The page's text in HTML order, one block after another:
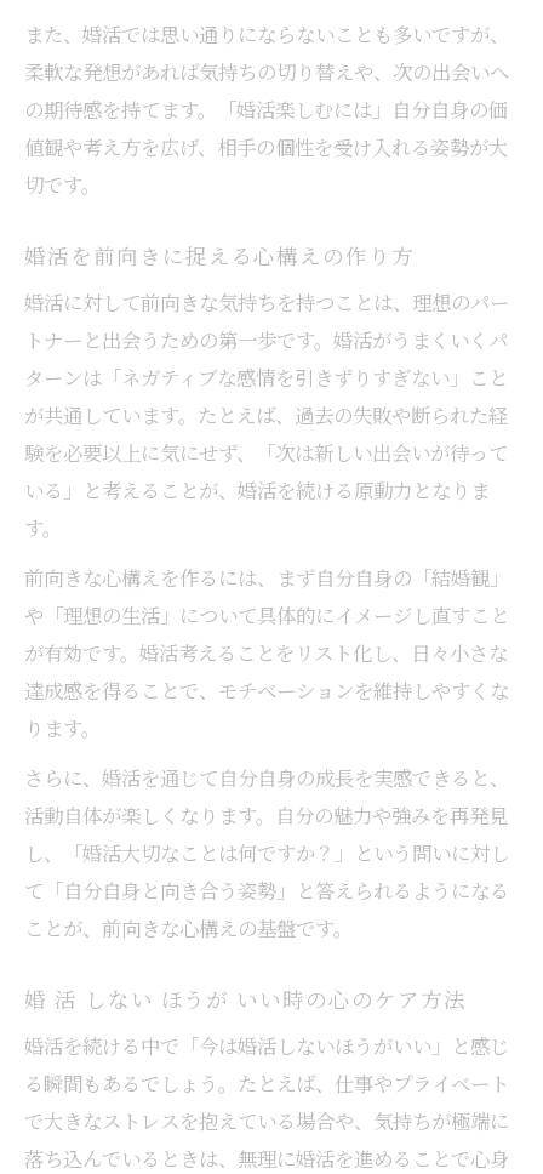
また、婚活では思い通りにならないことも多いですが、
柔軟な発想があれば気持ちの切り替えや、次の出会いへ
の期待感を持てます。「婚活楽しむには」自分自身の価
値観や考え方を広げ、相手の個性を受け入れる姿勢が大
切です。
婚活を前向きに捉える心構えの作り方
婚活に対して前向きな気持ちを持つことは、理想のパー
トナーと出会うための第一歩です。婚活がうまくいくパ
ターンは「ネガティブな感情を引きずりすぎない」こと
が共通しています。たとえば、過去の失敗や断られた経
験を必要以上に気にせず、「次は新しい出会いが待って
いる」と考えることが、婚活を続ける原動力となりま
す。
前向きな心構えを作るには、まず自分自身の「結婚観」
や「理想の生活」について具体的にイメージし直すこと
が有効です。婚活考えることをリスト化し、日々小さな
達成感を得ることで、モチベーションを維持しやすくな
ります。
さらに、婚活を通じて自分自身の成長を実感できると、
活動自体が楽しくなります。自分の魅力や強みを再発見
し、「婚活大切なことは何ですか？」という問いに対し
て「自分自身と向き合う姿勢」と答えられるようになる
ことが、前向きな心構えの基盤です。
婚 活 しない ほうが いい時の心のケア方法
婚活を続ける中で「今は婚活しないほうがいい」と感じ
る瞬間もあるでしょう。たとえば、仕事やプライベート
で大きなストレスを抱えている場合や、気持ちが極端に
落ち込んでいるときは、無理に婚活を進めることで心身